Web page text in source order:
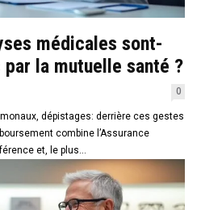
médicales sont-
la mutuelle santé ?
0
dépistages: derrière ces gestes
combine l’Assurance
et, le plus...